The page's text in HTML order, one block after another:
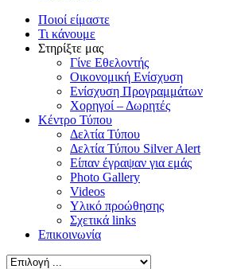
Ποιοί είμαστε
Τι κάνουμε
Στηρίξτε μας
Γίνε Εθελοντής
Οικονομική Ενίσχυση
Ενίσχυση Προγραμμάτων
Χορηγοί – Δωρητές
Κέντρο Τύπου
Δελτία Τύπου
Δελτία Τύπου Silver Alert
Είπαν έγραψαν για εμάς
Photo Gallery
Videos
Υλικό προώθησης
Σχετικά links
Επικοινωνία